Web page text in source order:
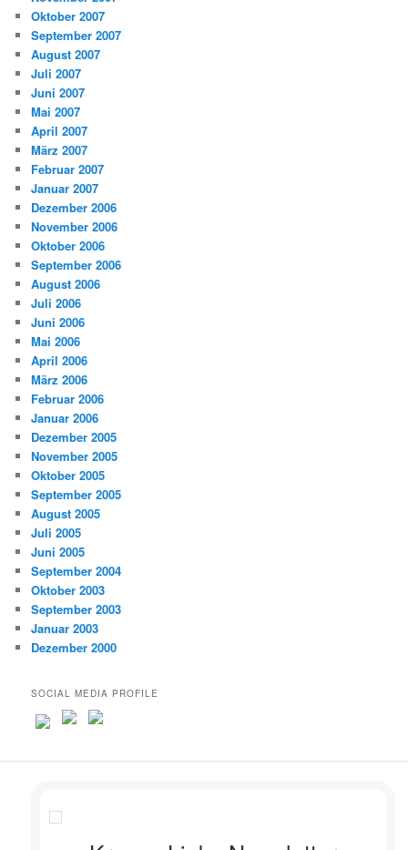
Oktober 2007
September 2007
August 2007
Juli 2007
Juni 2007
Mai 2007
April 2007
März 2007
Februar 2007
Januar 2007
Dezember 2006
November 2006
Oktober 2006
September 2006
August 2006
Juli 2006
Juni 2006
Mai 2006
April 2006
März 2006
Februar 2006
Januar 2006
Dezember 2005
November 2005
Oktober 2005
September 2005
August 2005
Juli 2005
Juni 2005
September 2004
Oktober 2003
September 2003
Januar 2003
Dezember 2000
SOCIAL MEDIA PROFILE